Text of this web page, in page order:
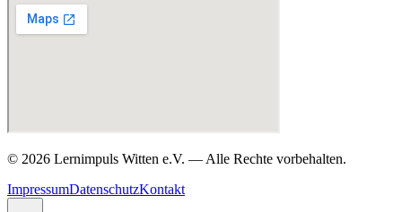
© 2026 Lernimpuls Witten e.V. — Alle Rechte vorbehalten.
ImpressumDatenschutzKontakt